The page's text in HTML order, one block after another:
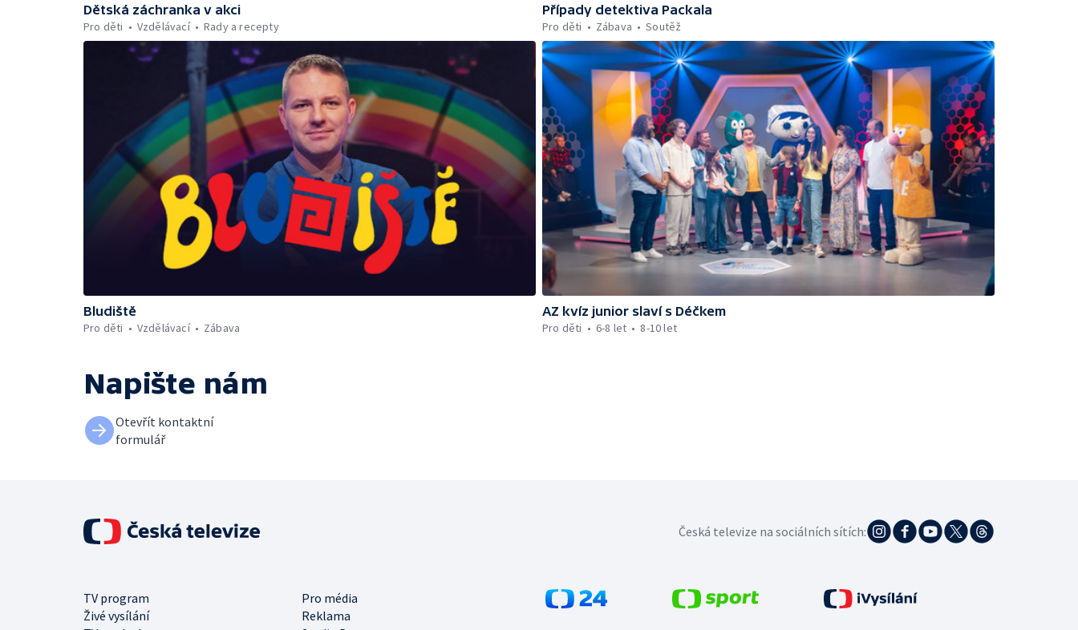
Dětská záchranka v akci
Pro děti
Vzdělávací Rady a recepty
Případy detektiva Packala
Pro děti
Zábava Soutěž
Bludiště
Pro děti
Vzdělávací Zábava
AZ kvíz junior slaví s Déčkem
Pro děti
6-8 let 8-10 let
Napište nám
Otevřít kontaktní
formulář
TV program
Pro média
Živé vysílání
Reklama
Česká televize na sociálních sítích: